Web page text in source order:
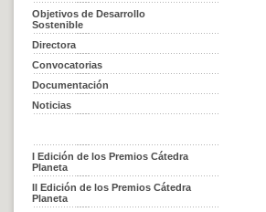
Objetivos de Desarrollo
Sostenible
Directora
Convocatorias
Documentación
Noticias
I Edición de los Premios Cátedra
Planeta
II Edición de los Premios Cátedra
Planeta